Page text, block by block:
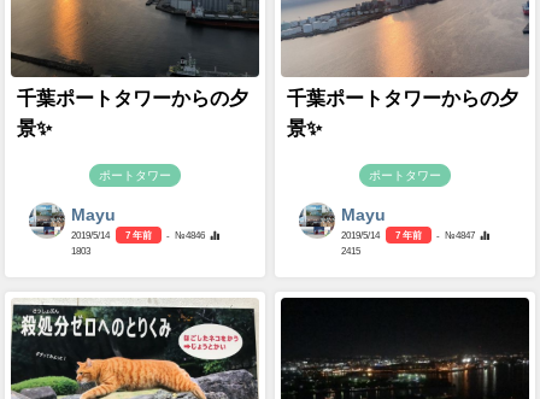
千葉ポートタワーからの夕
景✨
ポートタワー
Mayu
2019/5/14 7 年前
- №4846
1803
千葉ポートタワーからの夕
景✨
ポートタワー
Mayu
2019/5/14 7 年前
- №4847
2415